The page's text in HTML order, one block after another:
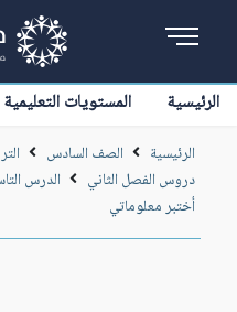
الرئيسية المستويات التعليمية
الرئيسية الصف السادس
دروس الفصل الثاني
الدرس
أختبر معلوماتي